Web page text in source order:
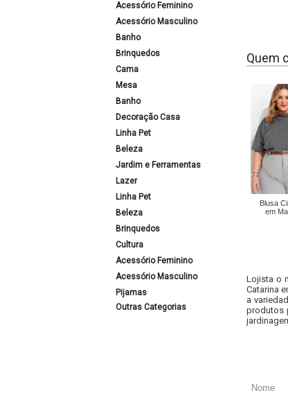
Acessório Feminino
Acessório Masculino
Banho
Brinquedos
Cama
Mesa
Banho
Decoração Casa
Linha Pet
Beleza
Jardim e Ferramentas
Lazer
Linha Pet
Beleza
Brinquedos
Cultura
Acessório Feminino
Acessório Masculino
Pijamas
Outras Categorias
Quem
Blusa
em
Lojista o
Catarina
a
produtos